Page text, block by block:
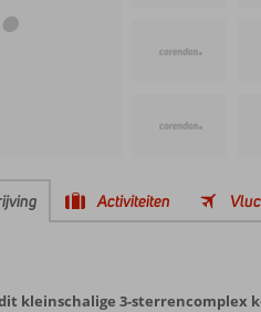
Activiteiten
kleinschalige 3-